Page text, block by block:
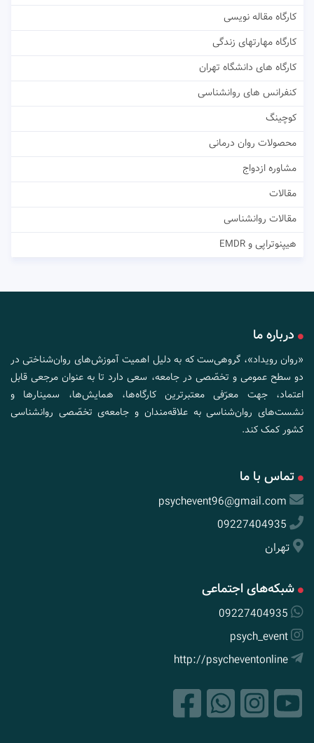
کارگاه مقاله نویسی
کارگاه مهارتهای زندگی
کارگاه های دانشگاه تهران
کنفرانس های روانشناسی
کوچینگ
محصولات روان درمانی
مشاوره ازدواج
مقالات
مقالات روانشناسی
هیپنوتراپی و EMDR
درباره ما
«روان رویداد»، گروهی‌ست که به دلیل اهمیت آموزش‌های روان‌شناختی در
دو سطح عمومی و تخصّصی در جامعه، سعی دارد تا به عنوان مرجعی قابل
اعتماد، جهت معرّفی معتبرترین کارگاه‌ها، همایش‌ها، سمینارها و
نشست‌های روان‌شناسی به علاقه‌مندان و جامعه‌ی تخصّصی روانشناسی
کشور کمک کند.
تماس با ما
psychevent96@gmail.com
09227404935
تهران
شبکه‌های اجتماعی
09227404935
psych_event
http://psycheventonline